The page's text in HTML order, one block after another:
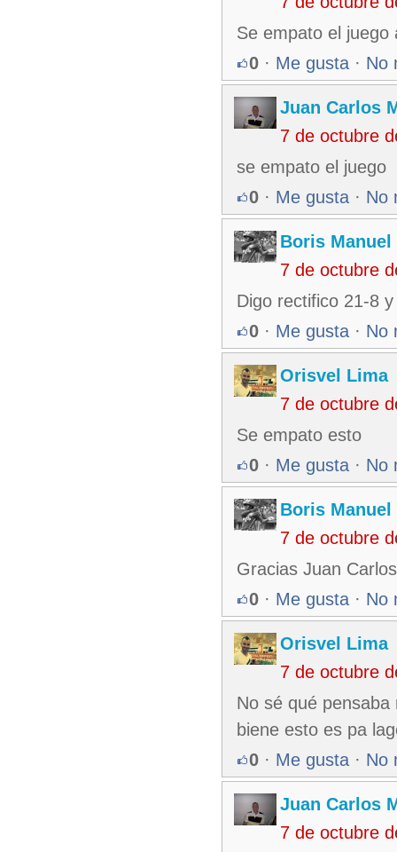
Se empato el juego
0 · Me gusta · No
Juan Carlos
7 de octubre
se empato el juego
0 · Me gusta · No
Boris Manuel
7 de octubre
Digo rectifico 21-8
0 · Me gusta · No
Orisvel Lima
7 de octubre
Se empato esto
0 · Me gusta · No
Boris Manuel
7 de octubre
Gracias Juan
0 · Me gusta · No
Orisvel Lima
7 de octubre
No sé qué
biene esto es pa
0 · Me gusta · No
Juan Carlos
7 de octubre